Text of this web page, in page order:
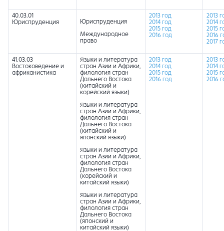
40.03.01
Юриспруденция
Юриспруденция
Международное
право
2013 год
2014 год
2015 год
2016 год
2013
2014
2015
2016
2017
41.03.03
Востоковедение и
африканистика
Языки и литература
стран Азии и Африки,
филология стран
Дальнего Востока
(китайский и
корейский языки)
Языки и литература
стран Азии и Африки,
филология стран
Дальнего Востока
(китайский и
японский языки)
Языки и литература
стран Азии и Африки,
филология стран
Дальнего Востока
(корейский и
китайский языки)
Языки и литература
стран Азии и Африки,
филология стран
Дальнего Востока
(японский и
китайский языки)
2013 год
2014 год
2015 год
2016 год
2013
2014
2015
2016